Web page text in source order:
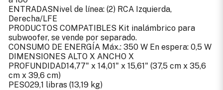
ENTRADASNivel de línea: (2) RCA Izquierda,
Derecha/LFE
PRODUCTOS COMPATIBLES Kit inalámbrico para
subwoofer, se vende por separado.
CONSUMO DE ENERGÍA Máx.: 350 W En espera: 0,5 W
DIMENSIONES ALTO X ANCHO X
PROFUNDIDAD14,77" x 14,01" x 15,61" (37,5 cm x 35,6
cm x 39,6 cm)
PESO29,1 libras (13,19 kg)